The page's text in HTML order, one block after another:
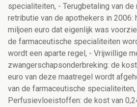
specialiteiten, - Terugbetaling van
retributie van de apothekers in 2006:
miljoen euro dat eigenlijk was
de farmaceutische specialiteiten
wordt een aparte regel, - Vrijwillige
zwangerschapsonderbreking: de
euro van deze maatregel wordt
van de farmaceutische specialiteiten,
Perfusievloeistoffen: de kost van